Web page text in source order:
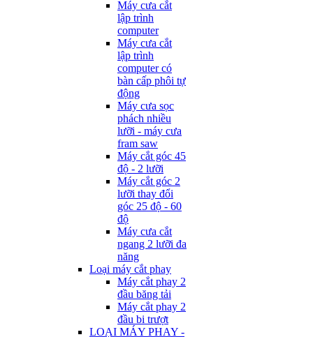
Máy cưa cắt
lập trình
computer
Máy cưa cắt
lập trình
computer có
bàn cấp phôi tự
động
Máy cưa sọc
phách nhiều
lưỡi - máy cưa
fram saw
Máy cắt góc 45
độ - 2 lưỡi
Máy cắt góc 2
lưỡi thay đổi
góc 25 độ - 60
độ
Máy cưa cắt
ngang 2 lưỡi đa
năng
Loại máy cắt phay
Máy cắt phay 2
đầu băng tải
Máy cắt phay 2
đầu bi trượt
LOẠI MÁY PHAY -